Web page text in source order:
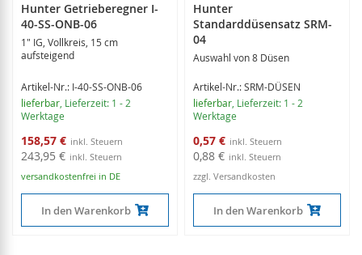
Hunter Getrieberegner I-
40-SS-ONB-06
1" IG, Vollkreis, 15 cm
aufsteigend
Artikel-Nr.: I-40-SS-ONB-06
lieferbar, Lieferzeit: 1 - 2
Werktage
Sonderangebot
158,57 €
243,95 €
versandkostenfrei in DE
In den Warenkorb
Hunter
Standarddüsensatz SRM-
04
Auswahl von 8 Düsen
Artikel-Nr.: SRM-DÜSEN
lieferbar, Lieferzeit: 1 - 2
Werktage
Sonderangebot
0,57 €
0,88 €
zzgl. Versandkosten
In den Warenkorb